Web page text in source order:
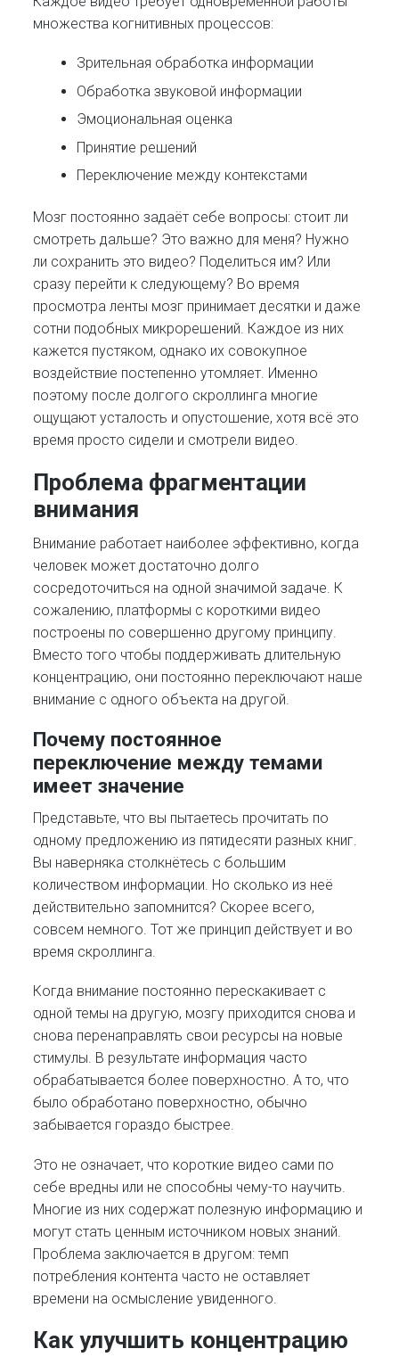
множества когнитивных процессов:
Зрительная обработка информации
Обработка звуковой информации
Эмоциональная оценка
Принятие решений
Переключение между контекстами
Мозг постоянно задаёт себе вопросы: стоит ли
смотреть дальше? Это важно для меня? Нужно
ли сохранить это видео? Поделиться им? Или
сразу перейти к следующему? Во время
просмотра ленты мозг принимает десятки и даже
сотни подобных микрорешений. Каждое из них
кажется пустяком, однако их совокупное
воздействие постепенно утомляет. Именно
поэтому после долгого скроллинга многие
ощущают усталость и опустошение, хотя всё это
время просто сидели и смотрели видео.
Проблема фрагментации
внимания
Внимание работает наиболее эффективно, когда
человек может достаточно долго
сосредоточиться на одной значимой задаче. К
сожалению, платформы с короткими видео
построены по совершенно другому принципу.
Вместо того чтобы поддерживать длительную
концентрацию, они постоянно переключают наше
внимание с одного объекта на другой.
Почему постоянное
переключение между темами
имеет значение
Представьте, что вы пытаетесь прочитать по
одному предложению из пятидесяти разных книг.
Вы наверняка столкнётесь с большим
количеством информации. Но сколько из неё
действительно запомнится? Скорее всего,
совсем немного. Тот же принцип действует и во
время скроллинга.
Когда внимание постоянно перескакивает с
одной темы на другую, мозгу приходится снова и
снова перенаправлять свои ресурсы на новые
стимулы. В результате информация часто
обрабатывается более поверхностно. А то, что
было обработано поверхностно, обычно
забывается гораздо быстрее.
Это не означает, что короткие видео сами по
себе вредны или не способны чему-то научить.
Многие из них содержат полезную информацию и
могут стать ценным источником новых знаний.
Проблема заключается в другом: темп
потребления контента часто не оставляет
времени на осмысление увиденного.
Как улучшить концентрацию